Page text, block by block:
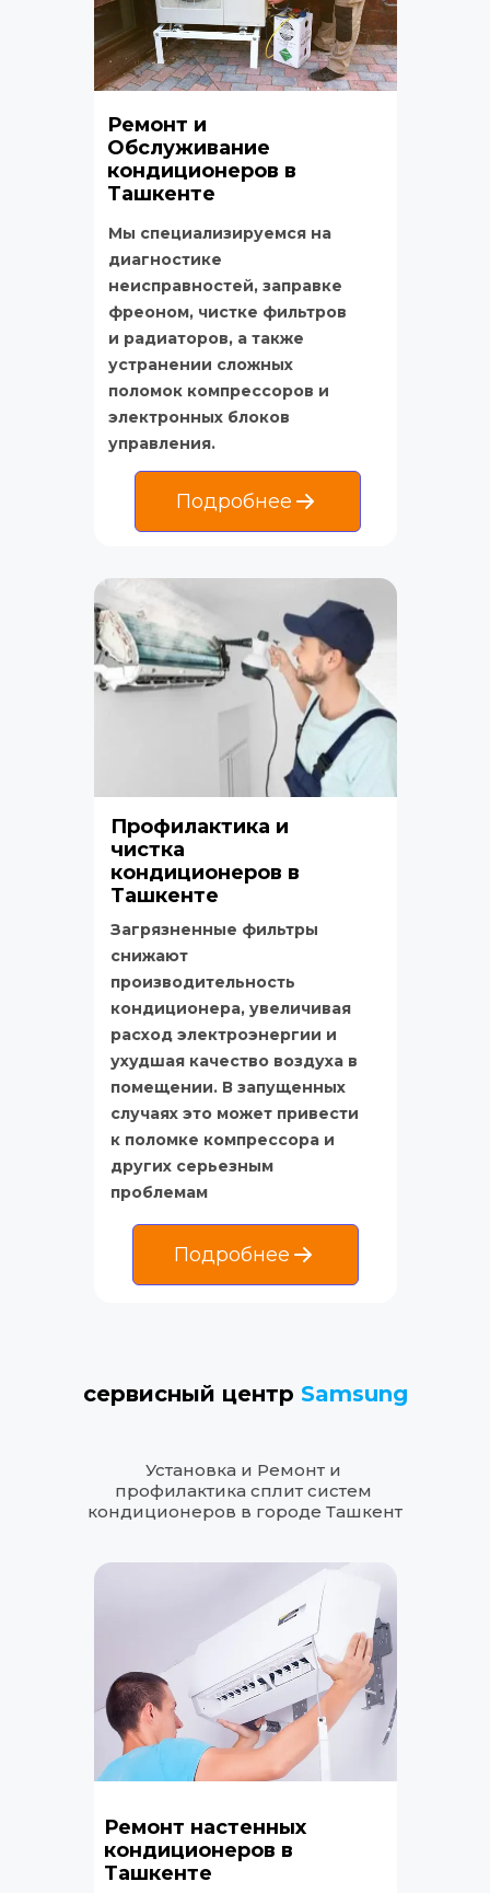
Ремонт и
Обслуживание
кондиционеров в
Ташкенте
Мы специализируемся на
диагностике
неисправностей, заправке
фреоном, чистке фильтров
и радиаторов, а также
устранении сложных
поломок компрессоров и
электронных блоков
управления.
Профилактика и
чистка
кондиционеров в
Ташкенте
Загрязненные фильтры
снижают
производительность
кондиционера, увеличивая
расход электроэнергии и
ухудшая качество воздуха в
помещении. В запущенных
случаях это может привести
к поломке компрессора и
других серьезным
проблемам
Подробнее
Подробнее
сервисный центр Samsung
Установка и Ремонт и
профилактика сплит систем
кондиционеров в городе Ташкент
Ремонт настенных
кондиционеров в
Ташкенте